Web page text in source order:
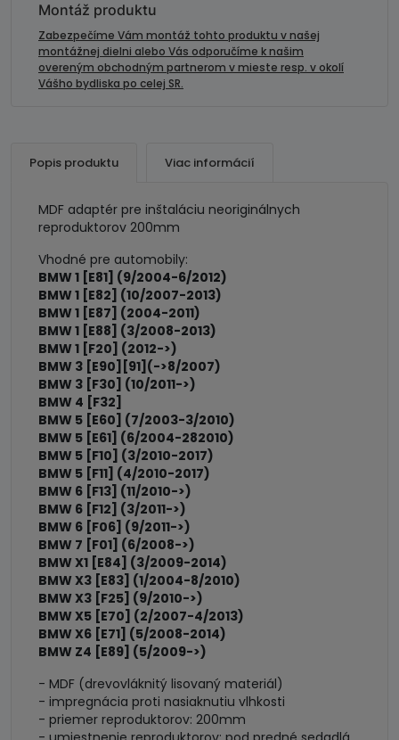
200mm
BMW
Montáž produktu
Zabezpečíme Vám montáž tohto produktu v našej
montážnej dielni alebo Vás odporučíme k našim
overeným obchodným partnerom v mieste resp. v okolí
Vášho bydliska po celej SR.
Popis produktu Viac informácií
MDF adaptér pre inštaláciu neoriginálnych
reproduktorov 200mm
Vhodné pre automobily:
BMW 1 [E81] (9/2004-6/2012)
BMW 1 [E82] (10/2007-2013)
BMW 1 [E87] (2004-2011)
BMW 1 [E88] (3/2008-2013)
BMW 1 [F20] (2012->)
BMW 3 [E90][91](->8/2007)
BMW 3 [F30] (10/2011->)
BMW 4 [F32]
BMW 5 [E60] (7/2003-3/2010)
BMW 5 [E61] (6/2004-282010)
BMW 5 [F10] (3/2010-2017)
BMW 5 [F11] (4/2010-2017)
BMW 6 [F13] (11/2010->)
BMW 6 [F12] (3/2011->)
BMW 6 [F06] (9/2011->)
BMW 7 [F01] (6/2008->)
BMW X1 [E84] (3/2009-2014)
BMW X3 [E83] (1/2004-8/2010)
BMW X3 [F25] (9/2010->)
BMW X5 [E70] (2/2007-4/2013)
BMW X6 [E71] (5/2008-2014)
BMW Z4 [E89] (5/2009->)
- MDF (drevovláknitý lisovaný materiál)
- impregnácia proti nasiaknutiu vlhkosti
- priemer reproduktorov: 200mm